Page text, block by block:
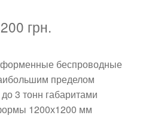
грн.
18100 грн.
–
22200 грн.
беспроводные
пределом
3 тонн габаритами
1200х1200 мм